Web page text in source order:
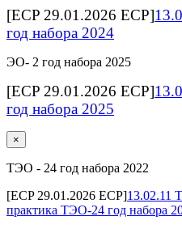
[ECP 29.01.2026 ECP]
год набора 2024
ЭО- 2 год набора 2025
[ECP 29.01.2026 ECP]
год набора 2025
×
ТЭО - 24 год набора 2022
[ECP 29.01.2026 ECP]13.02.11
практика ТЭО-24 год набора